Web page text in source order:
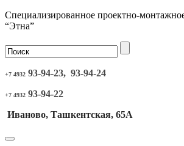
Специализированное проектно-
“Этна”
+7 4932 93-94-23, 93-94-24
+7 4932 93-94-22
Иваново, Ташкентская, 65А